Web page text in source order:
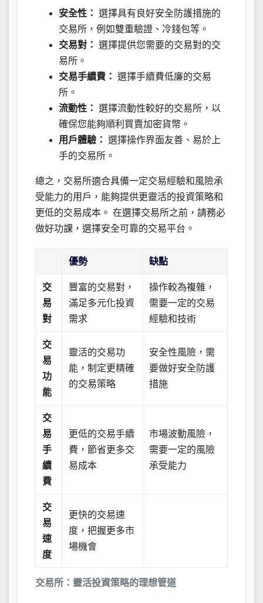
安全性： 選擇具有良好安全防護措施的
交易所，例如雙重驗證、冷錢包等。
交易對： 選擇提供您需要的交易對的交
易所。
交易手續費： 選擇手續費低廉的交易
所。
流動性： 選擇流動性較好的交易所，以
確保您能夠順利買賣加密貨幣。
用戶體驗： 選擇操作界面友善、易於上
手的交易所。
總之，交易所適合具備一定交易經驗和風險承
受能力的用戶，能夠提供更靈活的投資策略和
更低的交易成本。 在選擇交易所之前，請務必
做好功課，選擇安全可靠的交易平台。
交易所：靈活投資策略的理想管道
優勢 缺點
交
易
對
豐富的交易對，
滿足多元化投資
需求
操作較為複雜，
需要一定的交易
經驗和技術
交
易
功
能
靈活的交易功
能，制定更精確
的交易策略
安全性風險，需
要做好安全防護
措施
交
易
手
續
費
更低的交易手續
費，節省更多交
易成本
市場波動風險，
需要一定的風險
承受能力
交
易
速
度
更快的交易速
度，把握更多市
場機會